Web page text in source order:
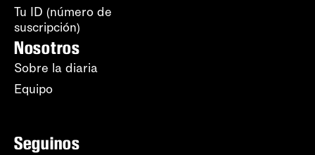
Tu ID (número de
suscripción)
Nosotros
Sobre la diaria
Equipo
Seguinos